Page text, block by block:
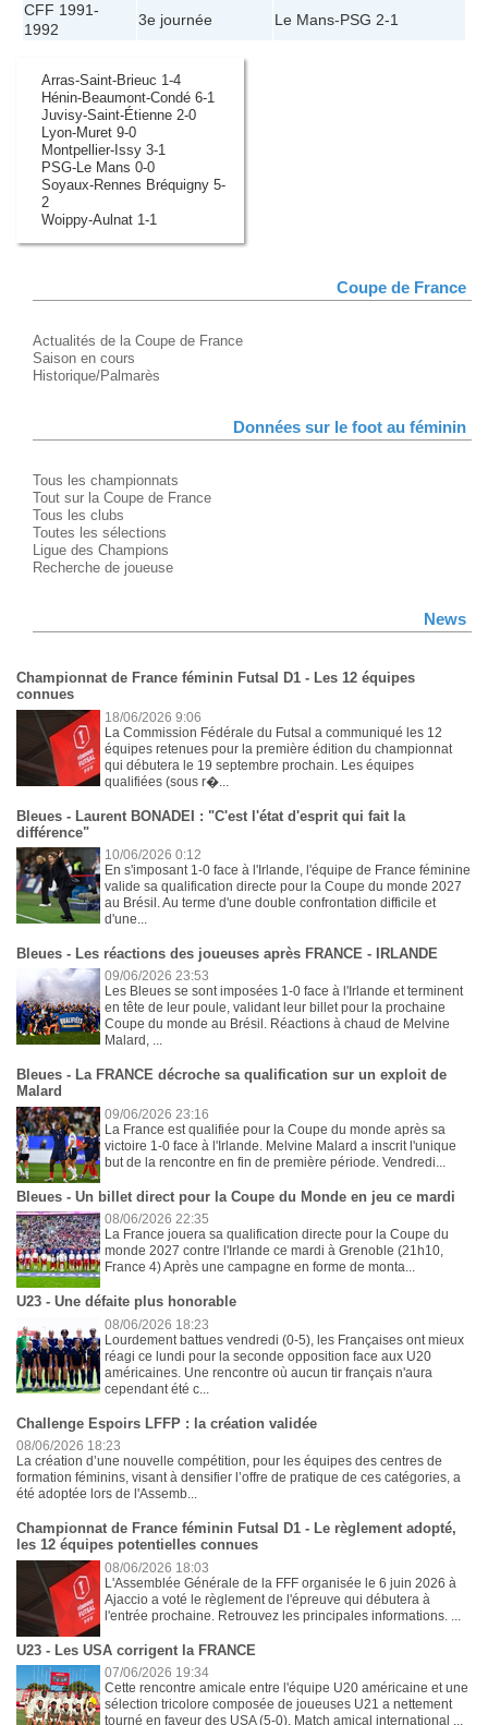
CFF 1991-
1992
3e journée Le Mans-PSG 2-1
Arras-Saint-Brieuc 1-4
Hénin-Beaumont-Condé 6-1
Juvisy-Saint-Étienne 2-0
Lyon-Muret 9-0
Montpellier-Issy 3-1
PSG-Le Mans 0-0
Soyaux-Rennes Bréquigny 5-
2
Woippy-Aulnat 1-1
Coupe de France
Actualités de la Coupe de France
Saison en cours
Historique/Palmarès
Données sur le foot au féminin
Tous les championnats
Tout sur la Coupe de France
Tous les clubs
Toutes les sélections
Ligue des Champions
Recherche de joueuse
News
Championnat de France féminin Futsal D1 - Les 12 équipes
connues
18/06/2026 9:06
La Commission Fédérale du Futsal a communiqué les 12
équipes retenues pour la première édition du championnat
qui débutera le 19 septembre prochain. Les équipes
qualifiées (sous r�...
Bleues - Laurent BONADEI : "C'est l'état d'esprit qui fait la
différence"
10/06/2026 0:12
En s'imposant 1-0 face à l'Irlande, l'équipe de France féminine
valide sa qualification directe pour la Coupe du monde 2027
au Brésil. Au terme d'une double confrontation difficile et
d'une...
Bleues - Les réactions des joueuses après FRANCE - IRLANDE
09/06/2026 23:53
Les Bleues se sont imposées 1-0 face à l'Irlande et terminent
en tête de leur poule, validant leur billet pour la prochaine
Coupe du monde au Brésil. Réactions à chaud de Melvine
Malard, ...
Bleues - La FRANCE décroche sa qualification sur un exploit de
Malard
09/06/2026 23:16
La France est qualifiée pour la Coupe du monde après sa
victoire 1-0 face à l'Irlande. Melvine Malard a inscrit l'unique
but de la rencontre en fin de première période. Vendredi...
Bleues - Un billet direct pour la Coupe du Monde en jeu ce mardi
08/06/2026 22:35
La France jouera sa qualification directe pour la Coupe du
monde 2027 contre l'Irlande ce mardi à Grenoble (21h10,
France 4) Après une campagne en forme de monta...
U23 - Une défaite plus honorable
08/06/2026 18:23
Lourdement battues vendredi (0-5), les Françaises ont mieux
réagi ce lundi pour la seconde opposition face aux U20
américaines. Une rencontre où aucun tir français n'aura
cependant été c...
Challenge Espoirs LFFP : la création validée
08/06/2026 18:23
La création d’une nouvelle compétition, pour les équipes des centres de
formation féminins, visant à densifier l’offre de pratique de ces catégories, a
été adoptée lors de l'Assemb...
Championnat de France féminin Futsal D1 - Le règlement adopté,
les 12 équipes potentielles connues
08/06/2026 18:03
L'Assemblée Générale de la FFF organisée le 6 juin 2026 à
Ajaccio a voté le règlement de l'épreuve qui débutera à
l'entrée prochaine. Retrouvez les principales informations. ...
U23 - Les USA corrigent la FRANCE
07/06/2026 19:34
Cette rencontre amicale entre l'équipe U20 américaine et une
sélection tricolore composée de joueuses U21 a nettement
tourné en faveur des USA (5-0). Match amical international ...